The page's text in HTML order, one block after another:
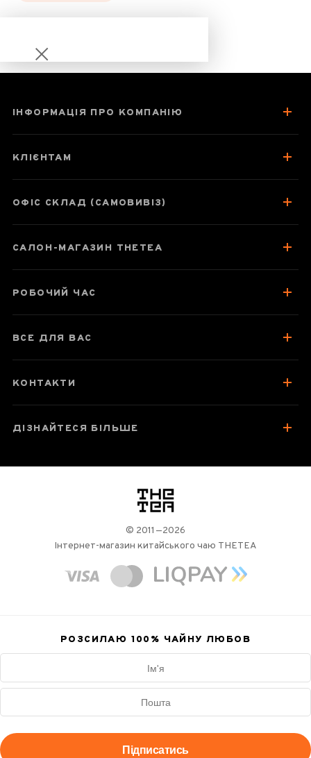
Піала «Вісім
Мудрість Піднебесної
Відгуки чаєманів
ІНФОРМАЦІЯ ПРО КОМПАНІЮ
КЛІЄНТАМ
ОФІС СКЛАД (САМОВИВІЗ)
САЛОН-МАГАЗИН THETEA
РОБОЧИЙ ЧАС
ВСЕ ДЛЯ ВАС
КОНТАКТИ
ДІЗНАЙТЕСЯ БІЛЬШЕ
логотип
© 2011—2026
Інтернет-магазин китайського чаю THETEA
РОЗСИЛАЮ 100% ЧАЙНУ ЛЮБОВ
Підписатись